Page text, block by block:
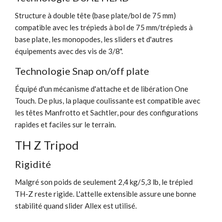
Structure à double tête (base plate/bol de 75 mm)
compatible avec les trépieds à bol de 75 mm/trépieds à
base plate, les monopodes, les sliders et d'autres
équipements avec des vis de 3/8".
Technologie Snap on/off plate
Équipé d'un mécanisme d'attache et de libération One
Touch. De plus, la plaque coulissante est compatible avec
les têtes Manfrotto et Sachtler, pour des configurations
rapides et faciles sur le terrain.
TH Z Tripod
Rigidité
Malgré son poids de seulement 2,4 kg/5,3 lb, le trépied
TH-Z reste rigide. L'attelle extensible assure une bonne
stabilité quand slider Allex est utilisé.